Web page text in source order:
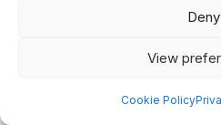
Deny
View
Cookie Policy